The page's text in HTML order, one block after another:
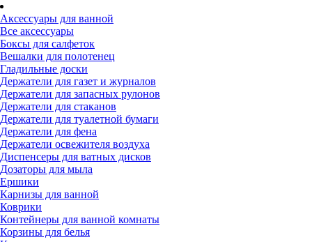
Аксессуары для ванной
Все аксессуары
Боксы для салфеток
Вешалки для полотенец
Гладильные доски
Держатели для газет и журналов
Держатели для запасных рулонов
Держатели для стаканов
Держатели для туалетной бумаги
Держатели для фена
Держатели освежителя воздуха
Диспенсеры для ватных дисков
Дозаторы для мыла
Ершики
Карнизы для ванной
Коврики
Контейнеры для ванной комнаты
Корзины для белья